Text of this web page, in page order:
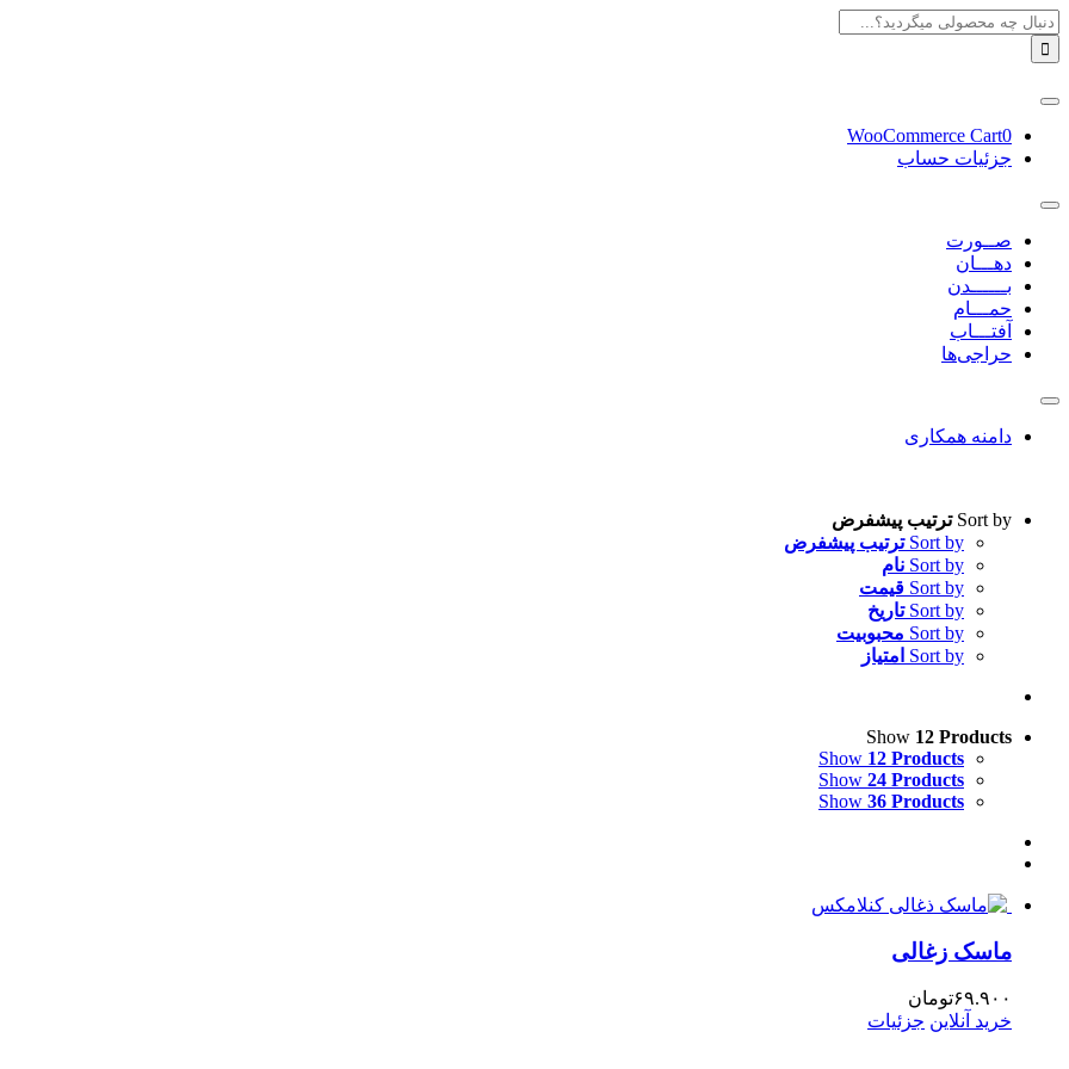
Skip
to
content
جستجو
برای:
Toggle
Navigation
WooCommerce Cart0
جزئیات حساب
Toggle
صــورت
دهـــان
بــــــدن
حمـــام
آفتـــاب
حراجی‌ها
Toggle
Navigationدامنه همکاری
Sort by ترتیب پیشفرض
Sort by ترتیب پیشفرض
Sort by نام
Sort by قیمت
Sort by تاریخ
Sort by محبوبیت
Sort by امتیاز
Show 12 Products
Show 12 Products
Show 24 Products
Show 36 Products
ماسک زغالی
۶۹.۹۰۰تومان
خرید آنلاین جزئیات